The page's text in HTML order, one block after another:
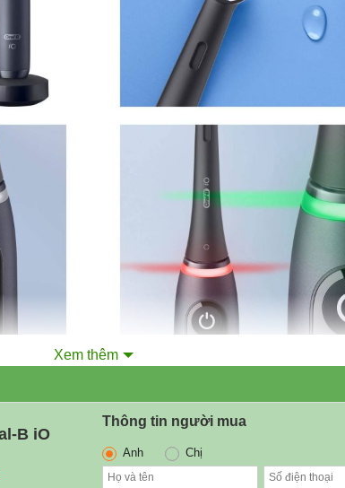
Xem thêm
B iO
Thông tin người mua
Anh Chị